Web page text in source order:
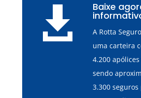
 Baixe
A Rotta
uma carteira
4.200
sendo
3.300 seguros